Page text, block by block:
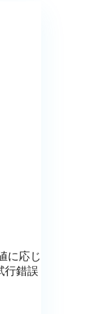
に応じ
行錯誤